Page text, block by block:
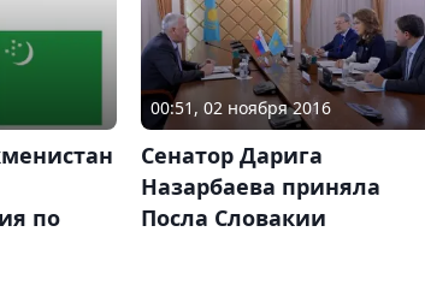
по
00:51, 02 ноября 2016
Сенатор Дарига
Назарбаева приняла
Посла Словакии